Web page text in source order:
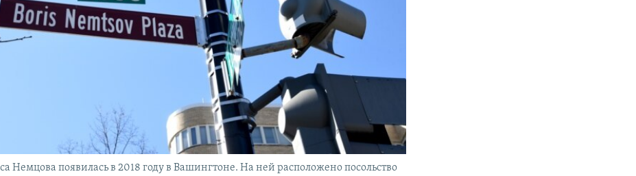
Немцова появилась в 2018 году в Вашингтоне. На ней расположено посольство